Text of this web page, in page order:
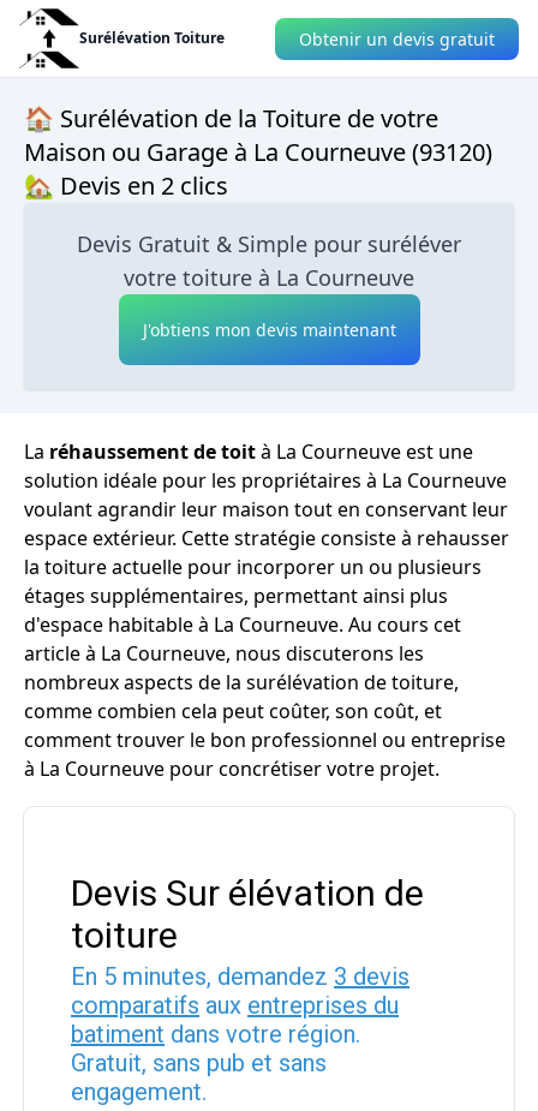
Surélévation Toiture Obtenir un devis gratuit
🏠 Surélévation de la Toiture de votre
Maison ou Garage à La Courneuve (93120)
🏡 Devis en 2 clics
Devis Gratuit & Simple pour suréléver
votre toiture à La Courneuve
J'obtiens mon devis maintenant
La réhaussement de toità La Courneuve est une
solution idéale pour les propriétaires à La Courneuve
voulant agrandir leur maison tout en conservant leur
espace extérieur. Cette stratégie consiste à rehausser
la toiture actuelle pour incorporer un ou plusieurs
étages supplémentaires, permettant ainsi plus
d'espace habitable à La Courneuve. Au cours cet
article à La Courneuve, nous discuterons les
nombreux aspects de la surélévation de toiture,
comme combien cela peut coûter, son coût, et
comment trouver le bon professionnel ou entreprise
à La Courneuve pour concrétiser votre projet.
Devis Sur élévation de
toiture
En 5 minutes, demandez 3 devis
comparatifs aux entreprises du
batiment dans votre région.
Gratuit, sans pub et sans
engagement.